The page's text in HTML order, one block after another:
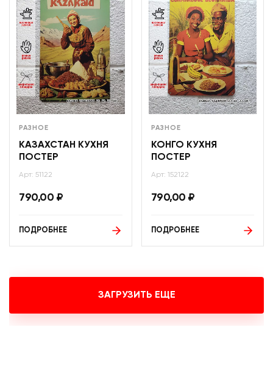
РАЗНОЕ
КАЗАХСТАН КУХНЯ
ПОСТЕР
Арт: 51122
790,00 ₽
ПОДРОБНЕЕ
РАЗНОЕ
КОНГО КУХНЯ
ПОСТЕР
Арт: 152122
790,00 ₽
ПОДРОБНЕЕ
ЗАГРУЗИТЬ ЕЩЕ